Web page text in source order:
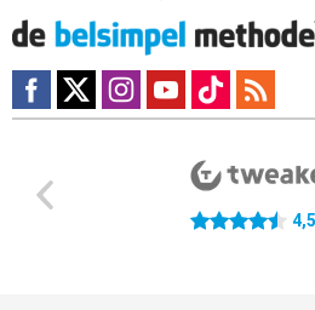
4.5 sterren 4,5